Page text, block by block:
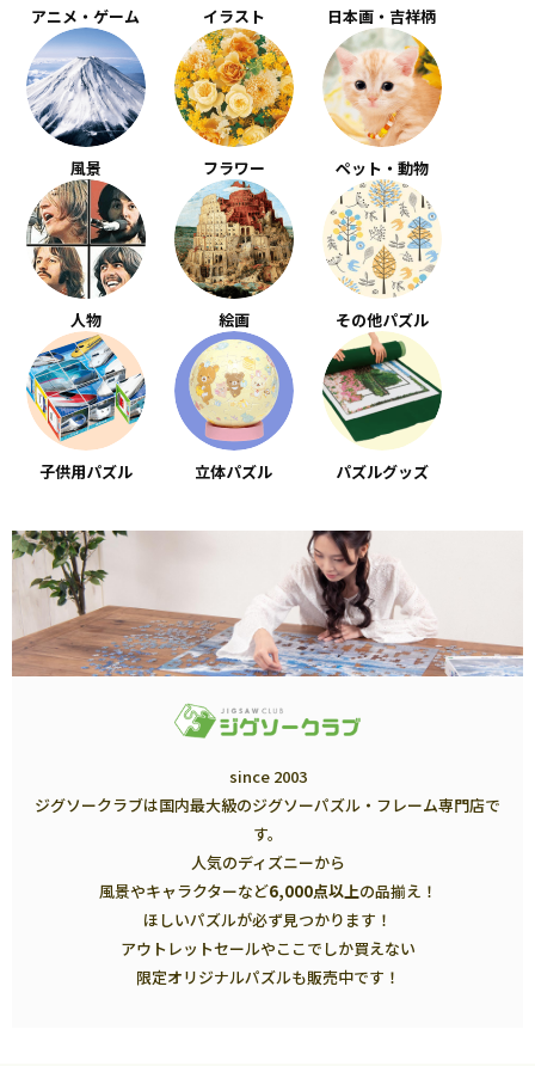
アニメ・ゲーム イラスト 日本画・吉祥柄
風景 フラワー ペット・動物
人物 絵画 その他パズル
子供用パズル 立体パズル パズルグッズ
since 2003
ジグソークラブは国内最大級のジグソーパズル・フレーム専門店で
す。
人気のディズニーから
風景やキャラクターなど6,000点以上の品揃え！
ほしいパズルが必ず見つかります！
アウトレットセールやここでしか買えない
限定オリジナルパズルも販売中です！